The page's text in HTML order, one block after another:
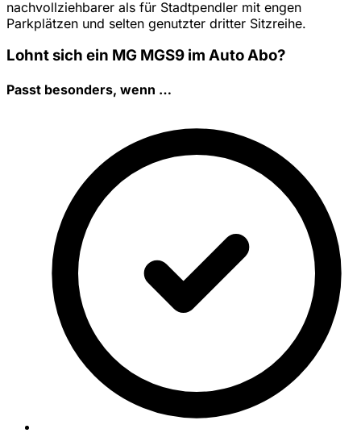
nachvollziehbarer als für Stadtpendler mit engen
Parkplätzen und selten genutzter dritter Sitzreihe.
Lohnt sich ein MG MGS9 im Auto Abo?
Passt besonders, wenn …